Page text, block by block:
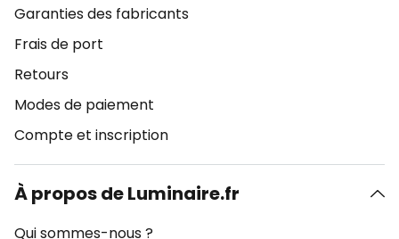
Garanties des fabricants
Frais de port
Retours
Modes de paiement
Compte et inscription
À propos de Luminaire.fr
Qui sommes-nous ?